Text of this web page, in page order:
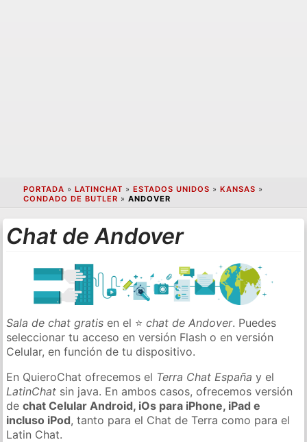
PORTADA » LATINCHAT » ESTADOS UNIDOS » KANSAS »
CONDADO DE BUTLER » ANDOVER
Chat de Andover
Sala de chat gratis en el ⭐chat de Andover. Puedes
seleccionar tu acceso en versión Flash o en versión
Celular, en función de tu dispositivo.
En QuieroChat ofrecemos el Terra Chat España y el
LatinChat sin java. En ambos casos, ofrecemos versión
dechat Celular Android, iOs para iPhone, iPad e
incluso iPod, tanto para el Chat de Terra como para el
Latin Chat.